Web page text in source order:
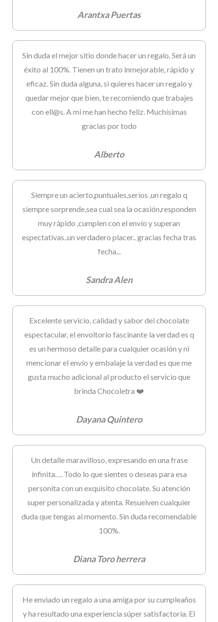
Arantxa Puertas
Sin duda el mejor sitio donde hacer un regalo. Será un
éxito al 100%. Tienen un trato inmejorable, rápido y
eficaz. Sin duda alguna, si quieres hacer un regalo y
quedar mejor que bien, te recomiendo que trabajes
con ell@s. A mí me han hecho feliz. Muchísimas
gracias por todo
Alberto
Siempre un acierto,puntuales,serios ,un regalo q
siempre sorprende,sea cual sea la ocasión,responden
muy rápido ,cumplen con el envío y superan
espectativas..un verdadero placer.. gracias fecha tras
fecha...
Sandra Alen
Excelente servicio, calidad y sabor del chocolate
espectacular, el envoltorio fascinante la verdad es q
es un hermoso detalle para cualquier ocasión y ni
mencionar el envío y embalaje la verdad es que me
gusta mucho adicional al producto el servicio que
brinda Chocoletra ❤️
Dayana Quintero
Un detalle maravilloso, expresando en una frase
infinita…. Todo lo que sientes o deseas para esa
personita con un exquisito chocolate. Su atención
super personalizada y atenta. Resuelven cualquier
duda que tengas al momento. Sin duda recomendable
100%.
Diana Toro herrera
He enviado un regalo a una amiga por su cumpleaños
y ha resultado una experiencia súper satisfactoria. El